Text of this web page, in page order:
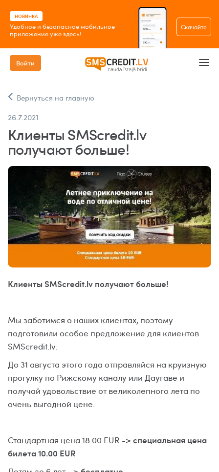
НОВИНКА
Удобное и безопасное мобильное
приложение уже здесь!
Скачайте
Войти
Вернуться на главную
26.7.2021
Клиенты SMScredit.lv
получают больше!
Клиенты SMScredit.lv получают больше!
Мы заботимся о наших клиентах, поэтому
подготовили особое предложение для клиентов
SMScredit.lv.
До 31 августа этого года отправляйся на круизную
прогулку по Рижскому каналу или Даугаве и
получай удовольствие от великолепного лета по
очень выгодной цене.
Стандартная цена 18.00 EUR -> специальная цена
билета 10.00 EUR